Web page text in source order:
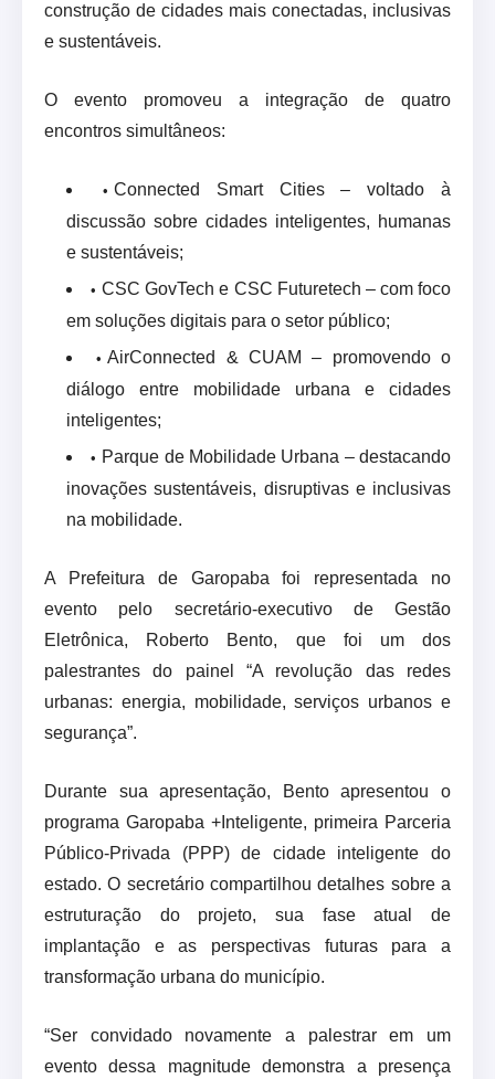
construção de cidades mais conectadas, inclusivas
e sustentáveis.
O evento promoveu a integração de quatro
encontros simultâneos:
Connected Smart Cities – voltado à
discussão sobre cidades inteligentes, humanas
e sustentáveis;
CSC GovTech e CSC Futuretech – com foco
em soluções digitais para o setor público;
AirConnected & CUAM – promovendo o
diálogo entre mobilidade urbana e cidades
inteligentes;
Parque de Mobilidade Urbana – destacando
inovações sustentáveis, disruptivas e inclusivas
na mobilidade.
A Prefeitura de Garopaba foi representada no
evento pelo secretário-executivo de Gestão
Eletrônica, Roberto Bento, que foi um dos
palestrantes do painel “A revolução das redes
urbanas: energia, mobilidade, serviços urbanos e
segurança”.
Durante sua apresentação, Bento apresentou o
programa Garopaba +Inteligente, primeira Parceria
Público-Privada (PPP) de cidade inteligente do
estado. O secretário compartilhou detalhes sobre a
estruturação do projeto, sua fase atual de
implantação e as perspectivas futuras para a
transformação urbana do município.
“Ser convidado novamente a palestrar em um
evento dessa magnitude demonstra a presença